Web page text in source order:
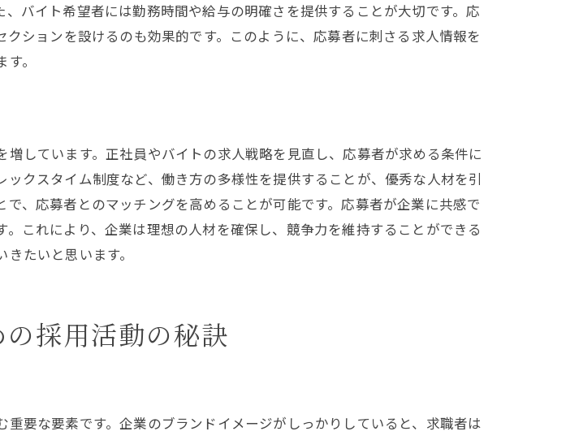
ーダーシップの役割
た採用戦略
活動における成功事例
えた求人戦略の立て方
す採用活動の変化
広告の新しい形
動におけるAIの活用
るための情報収集法
メージを作る採用活動
バイト希望者には勤務時間や給与の明確さを提供することが大切です。応
ションを設けるのも効果的です。このように、応募者に刺さる求人情報を
。
しています。正社員やバイトの求人戦略を見直し、応募者が求める条件に
クスタイム制度など、働き方の多様性を提供することが、優秀な人材を引
、応募者とのマッチングを高めることが可能です。応募者が企業に共感で
これにより、企業は理想の人材を確保し、競争力を維持することができる
たいと思います。
採用活動の秘訣
要な要素です。企業のブランドイメージがしっかりしていると、求職者は